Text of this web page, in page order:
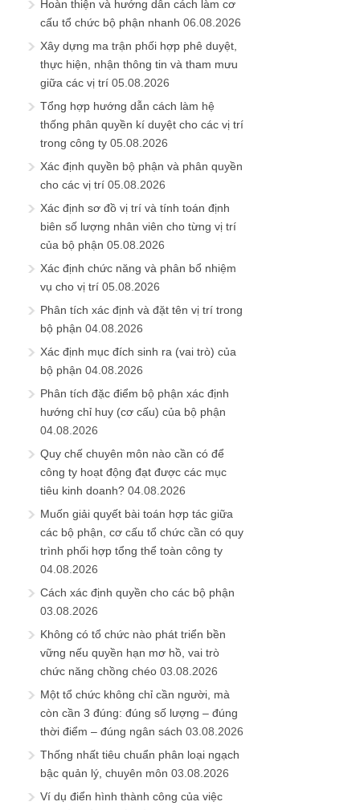
Hoàn thiện và hướng dẫn cách làm cơ
cấu tổ chức bộ phận nhanh 06.08.2026
Xây dựng ma trận phối hợp phê duyệt,
thực hiện, nhận thông tin và tham mưu
giữa các vị trí 05.08.2026
Tổng hợp hướng dẫn cách làm hệ
thống phân quyền kí duyệt cho các vị trí
trong công ty 05.08.2026
Xác định quyền bộ phận và phân quyền
cho các vị trí 05.08.2026
Xác định sơ đồ vị trí và tính toán định
biên số lượng nhân viên cho từng vị trí
của bộ phận 05.08.2026
Xác định chức năng và phân bổ nhiệm
vụ cho vị trí 05.08.2026
Phân tích xác định và đặt tên vị trí trong
bộ phận 04.08.2026
Xác định mục đích sinh ra (vai trò) của
bộ phận 04.08.2026
Phân tích đặc điểm bộ phận xác định
hướng chỉ huy (cơ cấu) của bộ phận
04.08.2026
Quy chế chuyên môn nào cần có để
công ty hoạt động đạt được các mục
tiêu kinh doanh? 04.08.2026
Muốn giải quyết bài toán hợp tác giữa
các bộ phận, cơ cấu tổ chức cần có quy
trình phối hợp tổng thể toàn công ty
04.08.2026
Cách xác định quyền cho các bộ phận
03.08.2026
Không có tổ chức nào phát triển bền
vững nếu quyền hạn mơ hồ, vai trò
chức năng chồng chéo 03.08.2026
Một tổ chức không chỉ cần người, mà
còn cần 3 đúng: đúng số lượng – đúng
thời điểm – đúng ngân sách 03.08.2026
Thống nhất tiêu chuẩn phân loại ngạch
bậc quản lý, chuyên môn 03.08.2026
Ví dụ điển hình thành công của việc